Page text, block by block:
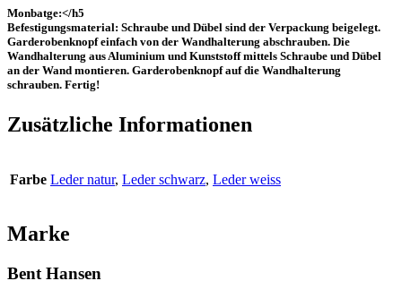
Monbatge:</h5
Befestigungsmaterial: Schraube und Dübel sind der Verpackung beigelegt.
Garderobenknopf einfach von der Wandhalterung abschrauben. Die
Wandhalterung aus Aluminium und Kunststoff mittels Schraube und Dübel
an der Wand montieren. Garderobenknopf auf die Wandhalterung
schrauben. Fertig!
Zusätzliche Informationen
Farbe Leder natur, Leder schwarz, Leder weiss
Marke
Bent Hansen